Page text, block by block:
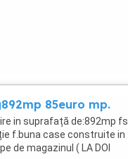
85euro mp.
in suprafață de:892mp fs
f.buna case construite in
de magazinul ( LA DOI